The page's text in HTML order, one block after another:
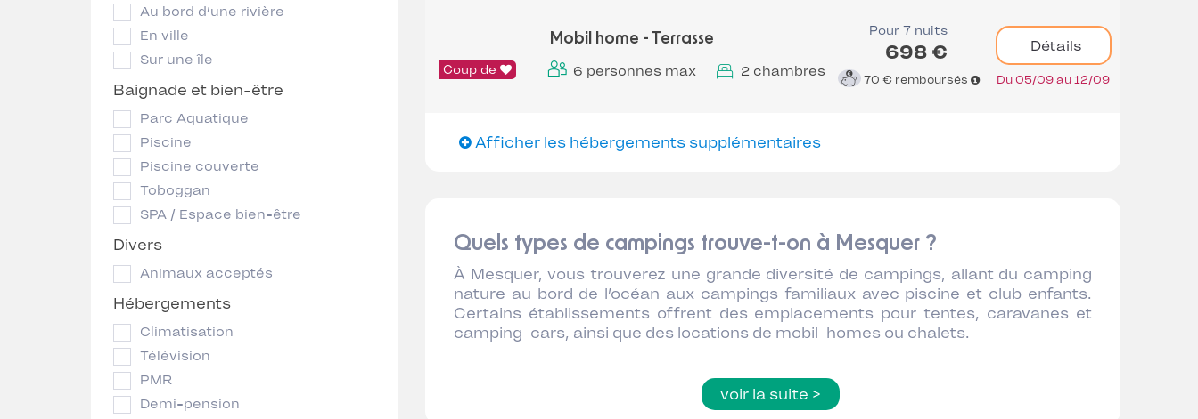
Au bord d’une rivière
En ville
Sur une île
Baignade et bien-être
Parc Aquatique
Piscine
Piscine couverte
Toboggan
SPA / Espace bien-être
Divers
Animaux acceptés
Hébergements
Climatisation
Télévision
PMR
Demi-pension
Coup de
Mobil home - Terrasse
6 personnes max
2 chambres
Pour 7 nuits
698 €
70 € remboursés
Détails
Du 05/09 au 12/09
Afficher les hébergements supplémentaires
Quels types de campings trouve-t-on à Mesquer ?
À Mesquer, vous trouverez une grande diversité de campings, allant du camping
nature au bord de l’océan aux campings familiaux avec piscine et club enfants.
Certains établissements offrent des emplacements pour tentes, caravanes et
camping-cars, ainsi que des locations de mobil-homes ou chalets.
voir la suite >